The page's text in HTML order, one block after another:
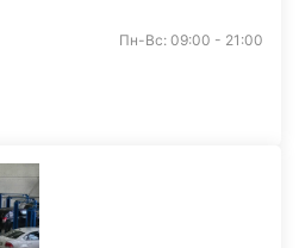
Пн-Вс: 09:00 - 21:00